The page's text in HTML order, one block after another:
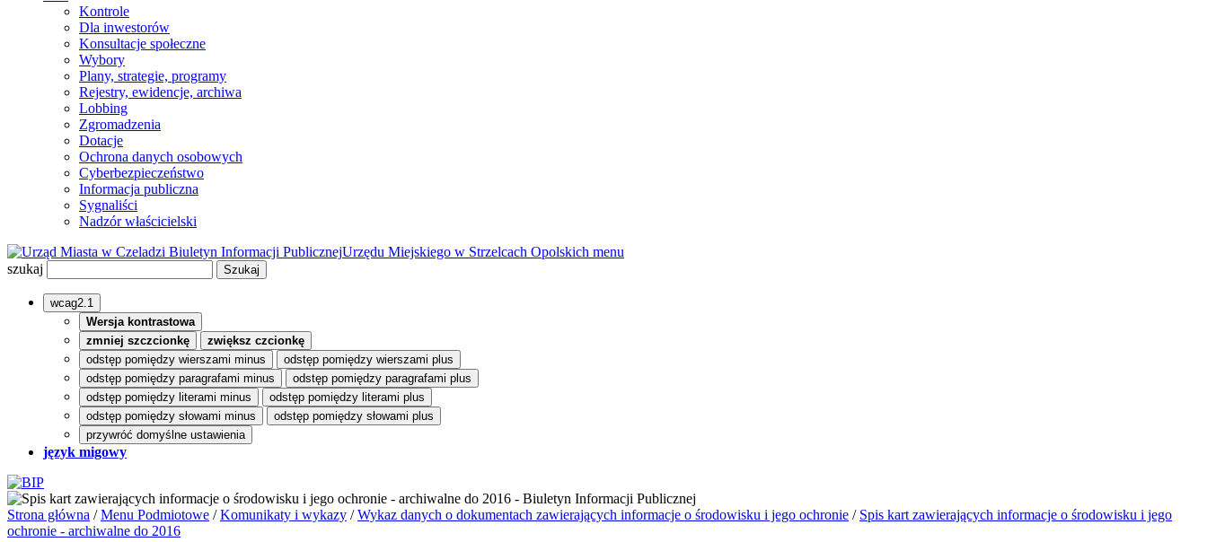
Kontrole
Dla inwestorów
Konsultacje społeczne
Wybory
Plany, strategie, programy
Rejestry, ewidencje, archiwa
Lobbing
Zgromadzenia
Dotacje
Ochrona danych osobowych
Cyberbezpieczeństwo
Informacja publiczna
Sygnaliści
Nadzór właścicielski
Biuletyn Informacji PublicznejUrzędu Miejskiego w Strzelcach Opolskich menu
szukaj
wcag2.1
Wersja kontrastowa
zmniej szczcionkę
zwiększ czcionkę
odstęp pomiędzy wierszami minus
odstęp pomiędzy wierszami plus
odstęp pomiędzy paragrafami minus
odstęp pomiędzy paragrafami plus
odstęp pomiędzy literami minus
odstęp pomiędzy literami plus
odstęp pomiędzy słowami minus
odstęp pomiędzy słowami plus
przywróć domyślne ustawienia
język migowy
Strona główna /Menu Podmiotowe /Komunikaty i wykazy /Wykaz danych o dokumentach zawierających informacje o środowisku i jego ochronie / Spis kart zawierających informacje o środowisku i jego
ochronie - archiwalne do 2016